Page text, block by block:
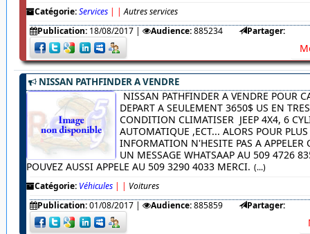
Catégorie:Services | | Autres services
Publication: 18/08/2017| Audience:885234 Partager:
NISSAN PATHFINDER A VENDRE
NISSAN PATHFINDER A VENDRE POUR
DEPART A SEULEMENT 3650$ US EN
CONDITION CLIMATISER JEEP 4X4, 6
AUTOMATIQUE ,ECT... ALORS POUR PLUS
INFORMATION N'HESITE PAS A APPELER
UN MESSAGE WHATSAAP AU 509 4726
POUVEZ AUSSI APPELE AU 509 3290 4033 MERCI. (...)
Catégorie: Véhicules | | Voitures
Publication:01/08/2017| Audience:885859 Partager: